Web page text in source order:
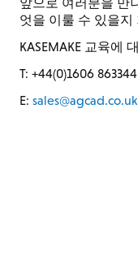
엇을 이룰 수 있을지
KASEMAKE 교육에
T: +44(0)1606 863344
E: sales@agcad.co.uk